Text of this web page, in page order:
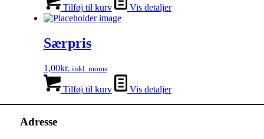
Tilføj til kurv Vis detaljer
Særpris
1,00kr. inkl. moms
Tilføj til kurv Vis detaljer
Adresse